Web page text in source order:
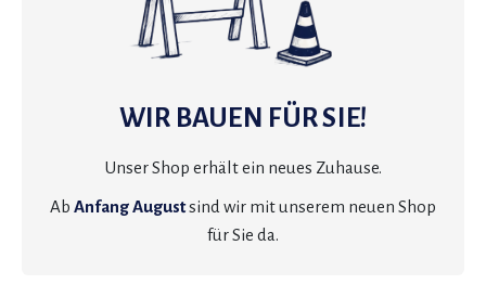
WIR BAUEN FÜR SIE!
Unser Shop erhält ein neues Zuhause.
Ab Anfang Augustsind wir mit unserem neuen Shop
für Sie da.